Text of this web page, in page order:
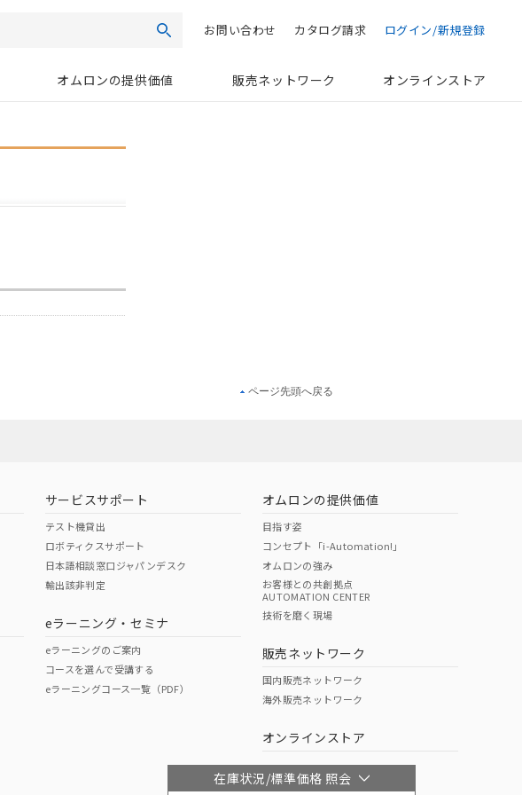
お問い合わせ カタログ請求 ログイン/新規登録
オムロンの提供価値 販売ネットワーク オンラインストア
ページ先頭へ戻る
サービスサポート
テスト機貸出
ロボティクスサポート
日本語相談窓口ジャパンデスク
輸出該非判定
eラーニング・セミナ
eラーニングのご案内
コースを選んで受講する
eラーニングコース一覧（PDF）
オムロンの提供価値
目指す姿
コンセプト「i-Automation!」
オムロンの強み
お客様との共創拠点
AUTOMATION CENTER
技術を磨く現場
販売ネットワーク
国内販売ネットワーク
海外販売ネットワーク
オンラインストア
在庫状況/標準価格 照会